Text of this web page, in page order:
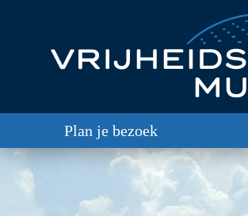
Plan je bezoek